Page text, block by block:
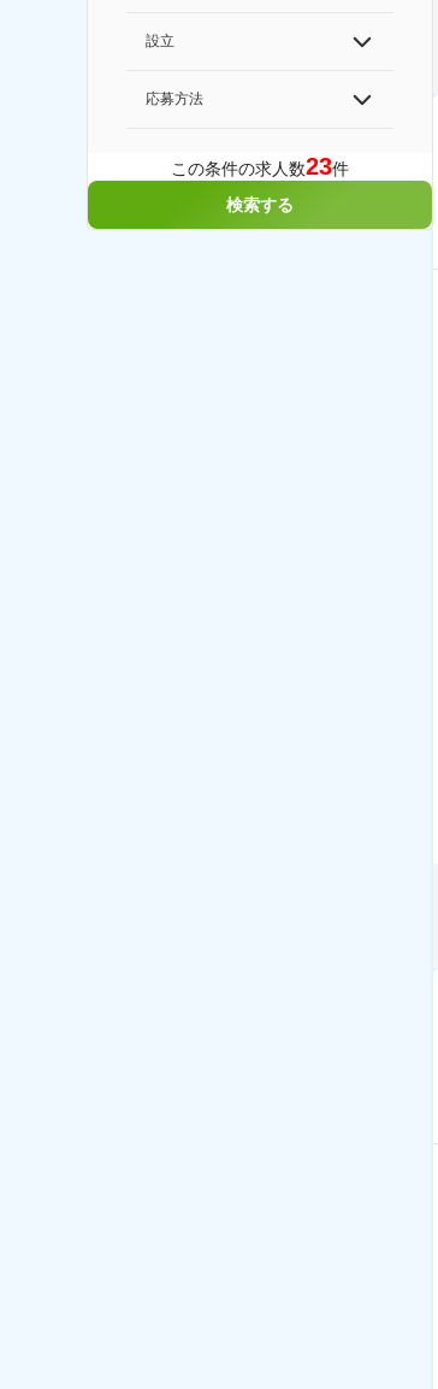
設立
応募方法
この条件の求人数23件
検索する